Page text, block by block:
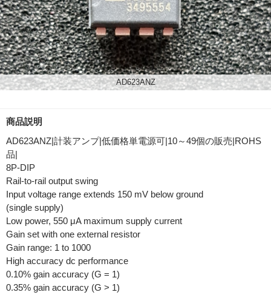
AD623ANZ
商品説明
AD623ANZ|計装アンプ|低価格単電源可|10～49個の販売|ROHS
品|
8P-DIP
Rail-to-rail output swing
Input voltage range extends 150 mV below ground
(single supply)
Low power, 550 μA maximum supply current
Gain set with one external resistor
Gain range: 1 to 1000
High accuracy dc performance
0.10% gain accuracy (G = 1)
0.35% gain accuracy (G > 1)